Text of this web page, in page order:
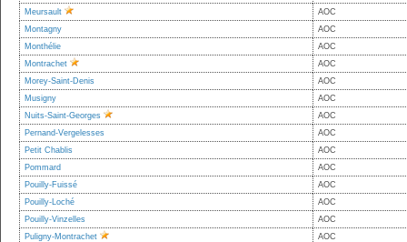
Meursault
AOC
Montagny
AOC
Monthélie
AOC
Montrachet
AOC
Morey-Saint-Denis
AOC
Musigny
AOC
Nuits-Saint-Georges
AOC
Pernand-Vergelesses
AOC
Petit Chablis
AOC
Pommard
AOC
Pouilly-Fuissé
AOC
Pouilly-Loché
AOC
Pouilly-Vinzelles
AOC
Puligny-Montrachet
AOC